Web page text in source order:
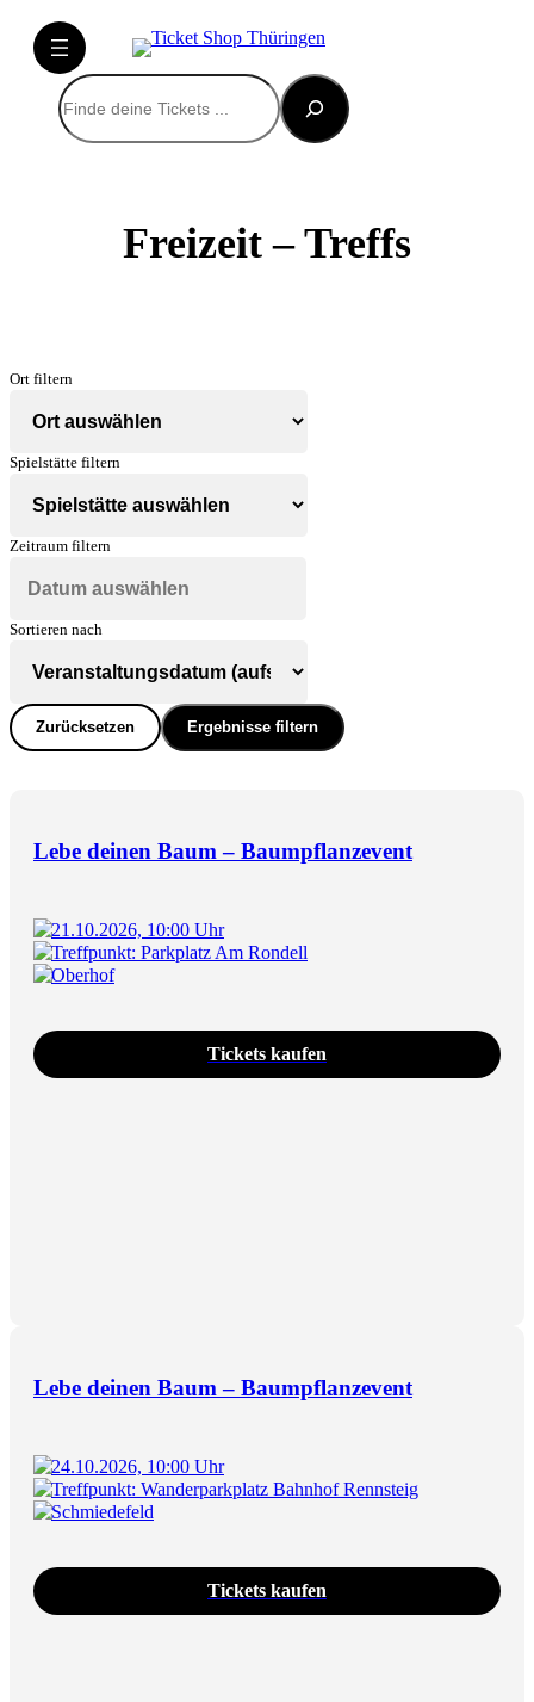
Suchen
Freizeit – Treffs
Ort filtern
Spielstätte filtern
Zeitraum filtern
Sortieren nach
Zurücksetzen Ergebnisse filtern
Lebe deinen Baum – Baumpflanzevent
21.10.2026, 10:00 Uhr
Treffpunkt: Parkplatz Am Rondell
Oberhof
Tickets kaufen
Lebe deinen Baum – Baumpflanzevent
24.10.2026, 10:00 Uhr
Treffpunkt: Wanderparkplatz Bahnhof Rennsteig
Schmiedefeld
Tickets kaufen